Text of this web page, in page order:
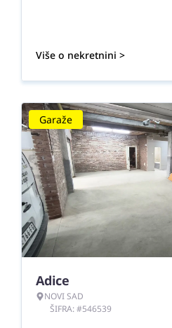
Više o nekretnini >
Garaže
Adice
NOVI SAD
ŠIFRA: #546539